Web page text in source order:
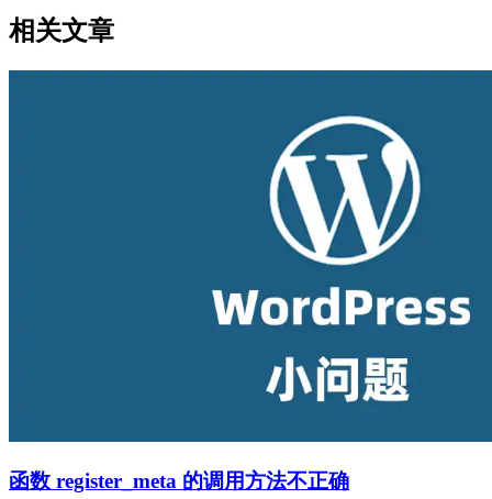
相关文章
函数 register_meta 的调用方法不正确